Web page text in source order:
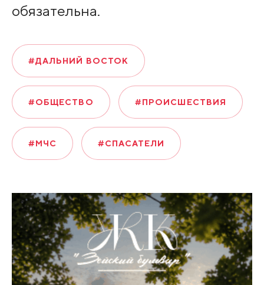
обязательна.
#ДАЛЬНИЙ ВОСТОК
#ОБЩЕСТВО #ПРОИСШЕСТВИЯ
#МЧС #СПАСАТЕЛИ